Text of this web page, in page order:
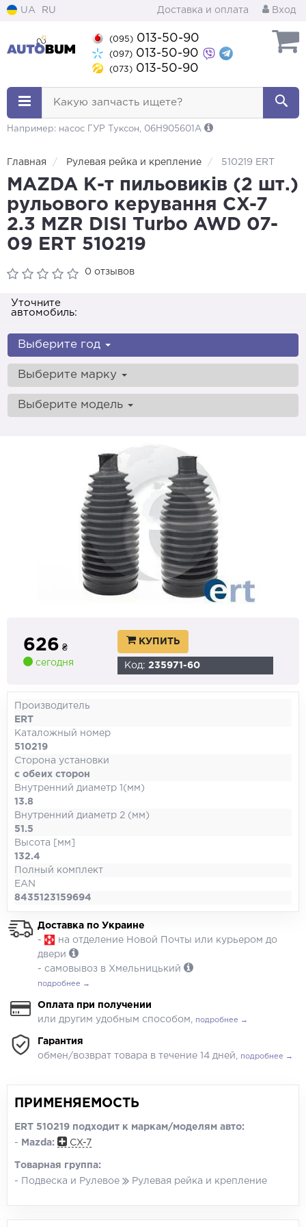
UA RU Доставка и оплата Вход
(095) 013-50-90
(097) 013-50-90
(073) 013-50-90
Какую запчасть ищете?
Например: насос ГУР Туксон, 06H905601A
Главная Рулевая рейка и крепление 510219 ERT
MAZDA К-т пильовиків (2 шт.)
рульового керування CX-7
2.3 MZR DISI Turbo AWD 07-
09 ERT 510219
0 отзывов
Уточните
автомобиль:
Выберите год
Выберите марку
Выберите модель
626 ₴
сегодня
КУПИТЬ
Код: 235971-60
Производитель
ERT
Каталожный номер
510219
Сторона установки
с обеих сторон
Внутренний диаметр 1(мм)
13.8
Внутренний диаметр 2 (мм)
51.5
Высота [мм]
132.4
Полный комплект
EAN
8435123159694
Доставка по Украине
-
на отделение Новой Почты или курьером до
двери
- самовывоз в Хмельницький
подробнее →
Оплата при получении
или другим удобным способом,
подробнее →
Гарантия
обмен/возврат товара в течение 14 дней,
подробнее →
ПРИМЕНЯЕМОСТЬ
ERT 510219 подходит к маркам/моделям авто:
-
Mazda: CX-7
Товарная группа:
- Подвеска и Рулевое
Рулевая рейка и крепление